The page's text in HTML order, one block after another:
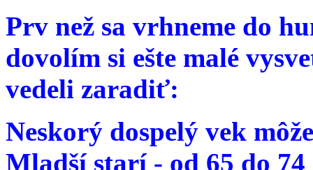
Prv než sa vrhneme do
dovolím si ešte malé
vedeli zaradiť:
Neskorý dospelý vek
Mladší starí - od 65 do